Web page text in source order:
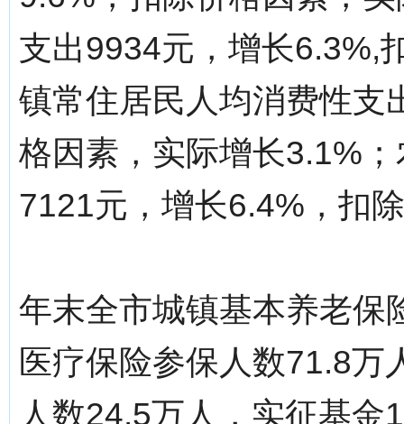
支出9934元，增长6.3%,
镇常住居民人均消费性支
格因素，实际增长3.1%
7121元，增长6.4%，扣
年末全市城镇基本养老保
医疗保险参保人数71.8万
人数24.5万人，实征基